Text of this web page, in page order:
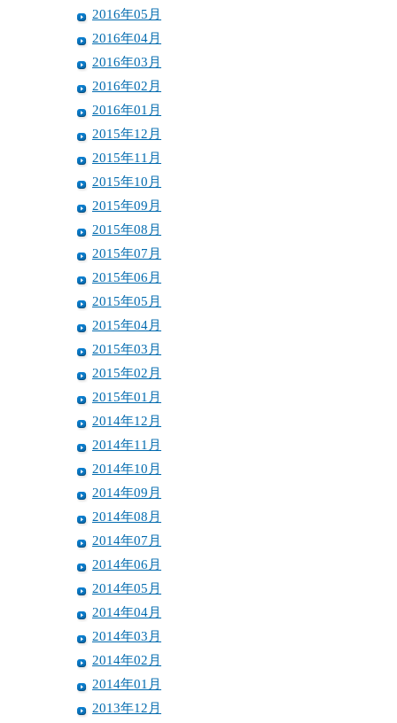
2016年05月
2016年04月
2016年03月
2016年02月
2016年01月
2015年12月
2015年11月
2015年10月
2015年09月
2015年08月
2015年07月
2015年06月
2015年05月
2015年04月
2015年03月
2015年02月
2015年01月
2014年12月
2014年11月
2014年10月
2014年09月
2014年08月
2014年07月
2014年06月
2014年05月
2014年04月
2014年03月
2014年02月
2014年01月
2013年12月